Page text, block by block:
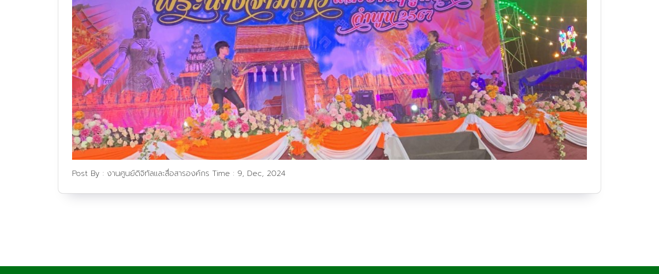
Post By : งานศูนย์ดิจิทัลและสื่อสารองค์กร Time : 9, Dec, 2024